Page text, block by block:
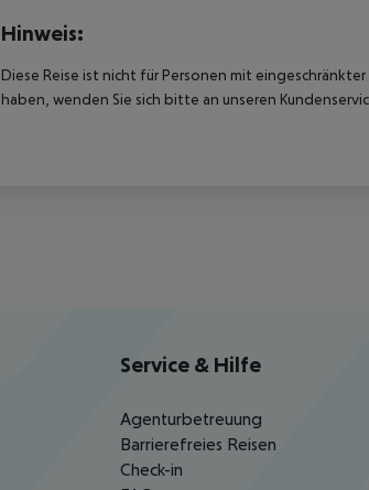
Hinweis:
Diese Reise ist nicht für Personen mit
haben, wenden Sie sich bitte an unseren
Service & Hilfe
Agenturbetreuung
Barrierefreies Reisen
Check-in